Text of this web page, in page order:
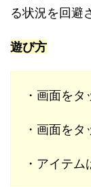
る状況を回避
遊び方
・画面をタ
・画面をタ
・アイテム